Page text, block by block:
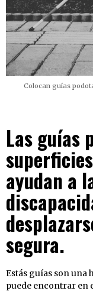
Colocan guías
Las guías
ayudan a
segura.
Estás guías son una
puede encontrar en